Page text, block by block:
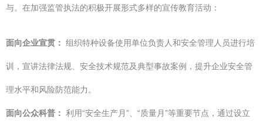
与。在加强监管执法的积极开展形式多样的宣传教育活动：
面向企业宣贯： 组织特种设备使用单位负责人和安全管理人员进行培
训，宣讲法律法规、安全技术规范及典型事故案例，提升企业安全管
理水平和风险防范能力。
面向公众科普： 利用“安全生产月”、“质量月”等重要节点，通过设立